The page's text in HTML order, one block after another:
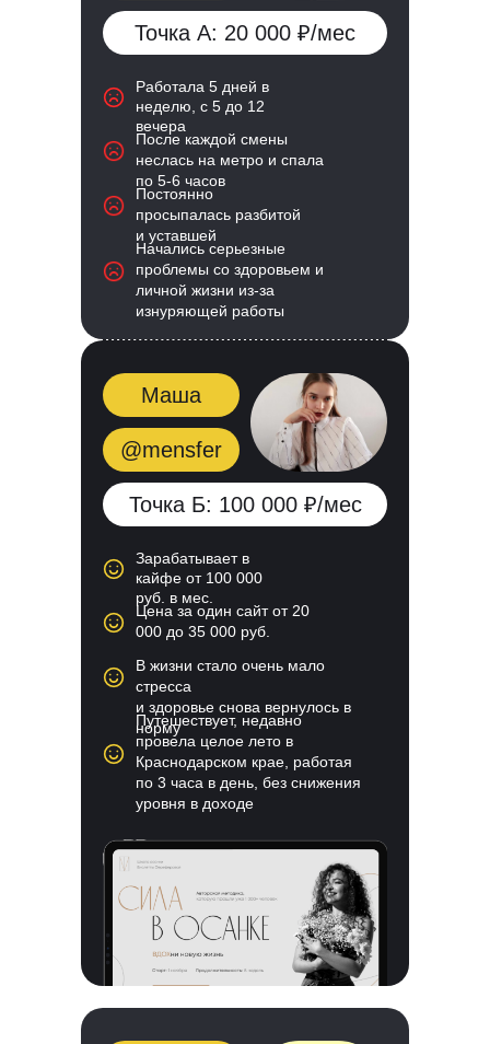
Точка А: 20 000 ₽/мес
Работала 5 дней в
неделю, с 5 до 12
вечера
После каждой смены
неслась на метро и спала
по 5-6 часов
Постоянно
просыпалась разбитой
и уставшей
Начались серьезные
проблемы со здоровьем и
личной жизни из-за
изнуряющей работы
Маша
@mensfer
Точка Б: 100 000 ₽/мес
Зарабатывает в
кайфе от 100 000
руб. в мес.
Цена за один сайт от 20
000 до 35 000 руб.
В жизни стало очень мало
стресса
и здоровье снова вернулось в
норму
Путешествует, недавно
провела целое лето в
Краснодарском крае, работая
по 3 часа в день, без снижения
уровня в доходе